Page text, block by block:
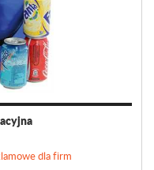
dla firm